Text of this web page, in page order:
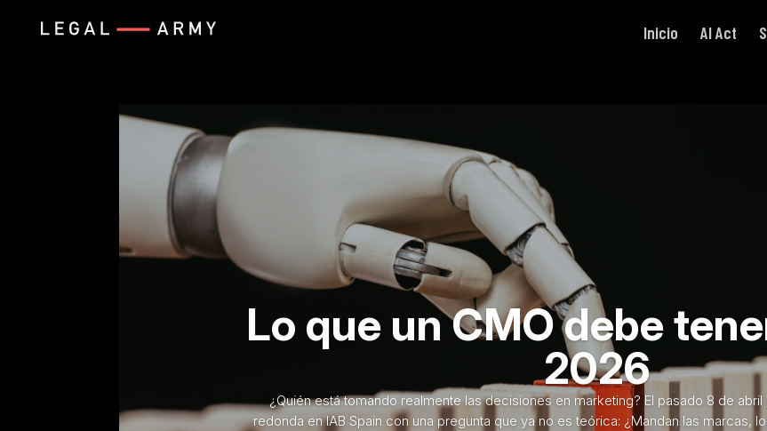
Inicio AI Act
Lo que un CMO debe
2026
¿Quién está tomando realmente las decisiones en marketing? El pasado 8 de
redonda en IAB Spain con una pregunta que ya no es teórica: ¿Mandan las marcas,